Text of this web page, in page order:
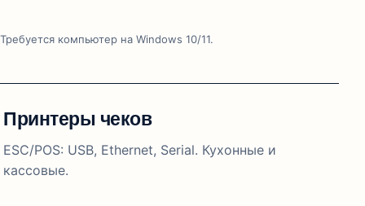
Требуется компьютер на Windows 10/11.
Принтеры чеков
ESC/POS: USB, Ethernet, Serial. Кухонные и
кассовые.